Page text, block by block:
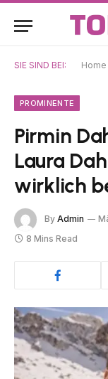
SIE SIND BEI: Home
PROMINENTE
Pirmin
Laura
wirklich
By Admin
8 Mins Read